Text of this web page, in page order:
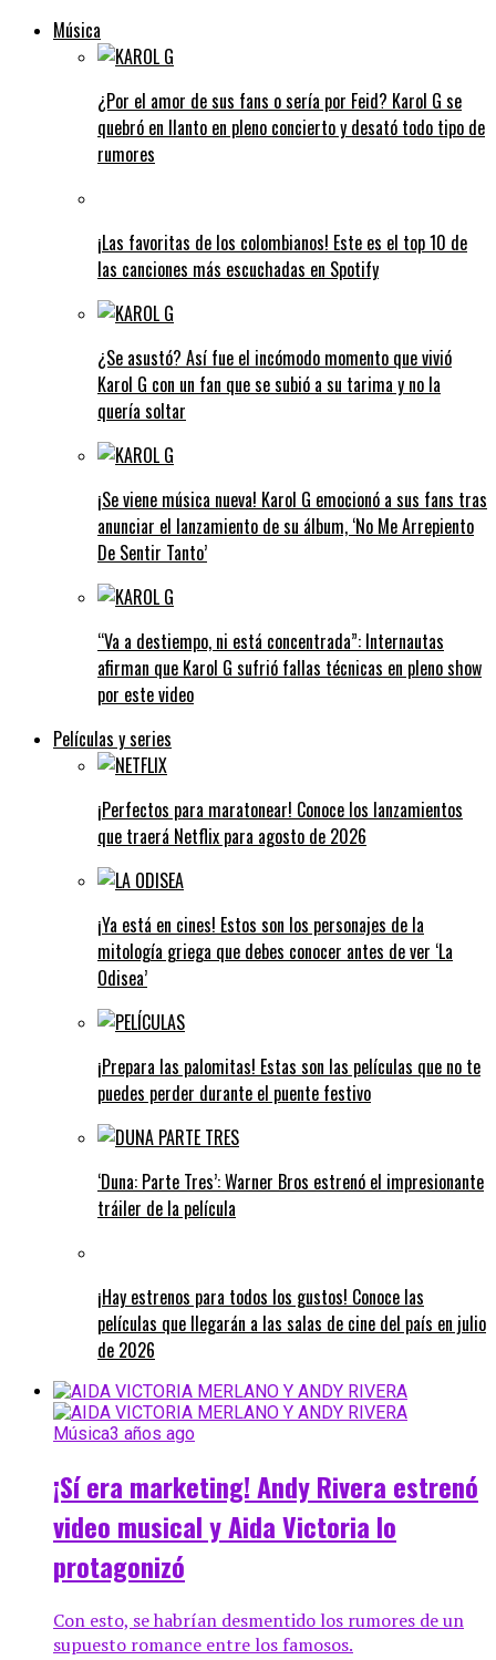
Música
¿Por el amor de sus fans o sería por Feid? Karol G se
quebró en llanto en pleno concierto y desató todo tipo de
rumores
¡Las favoritas de los colombianos! Este es el top 10 de
las canciones más escuchadas en Spotify
¿Se asustó? Así fue el incómodo momento que vivió
Karol G con un fan que se subió a su tarima y no la
quería soltar
¡Se viene música nueva! Karol G emocionó a sus fans tras
anunciar el lanzamiento de su álbum, ‘No Me Arrepiento
De Sentir Tanto’
“Va a destiempo, ni está concentrada”: Internautas
afirman que Karol G sufrió fallas técnicas en pleno show
por este video
Películas y series
¡Perfectos para maratonear! Conoce los lanzamientos
que traerá Netflix para agosto de 2026
¡Ya está en cines! Estos son los personajes de la
mitología griega que debes conocer antes de ver ‘La
Odisea’
¡Prepara las palomitas! Estas son las películas que no te
puedes perder durante el puente festivo
‘Duna: Parte Tres’: Warner Bros estrenó el impresionante
tráiler de la película
¡Hay estrenos para todos los gustos! Conoce las
películas que llegarán a las salas de cine del país en julio
de 2026
Música3 años ago
¡Sí era marketing! Andy Rivera estrenó
video musical y Aida Victoria lo
protagonizó
Con esto, se habrían desmentido los rumores de un
supuesto romance entre los famosos.